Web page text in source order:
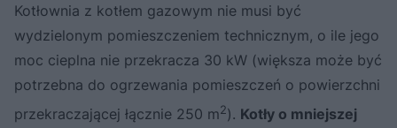
Kotłownia z kotłem gazowym nie musi być
wydzielonym pomieszczeniem technicznym, o ile jego
moc cieplna nie przekracza 30 kW (większa może być
potrzebna do ogrzewania pomieszczeń o powierzchni
przekraczającej łącznie 250 m2). Kotły o mniejszej